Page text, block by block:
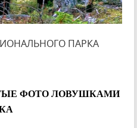
ПАРКА
ФОТО ЛОВУШКАМИ